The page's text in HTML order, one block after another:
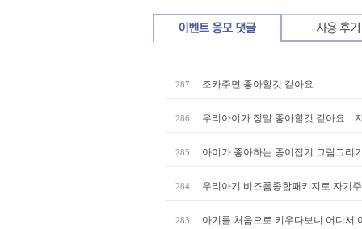
287 조카주면 좋아할것 같아요
286 우리아이가 정말 좋아할것 같아요
285 아이가 좋아하는 종이접기 그림그리
284 우리아기 비즈폼종합패키지로 자기
283 아기를 처음으로 키우다보니 어디서